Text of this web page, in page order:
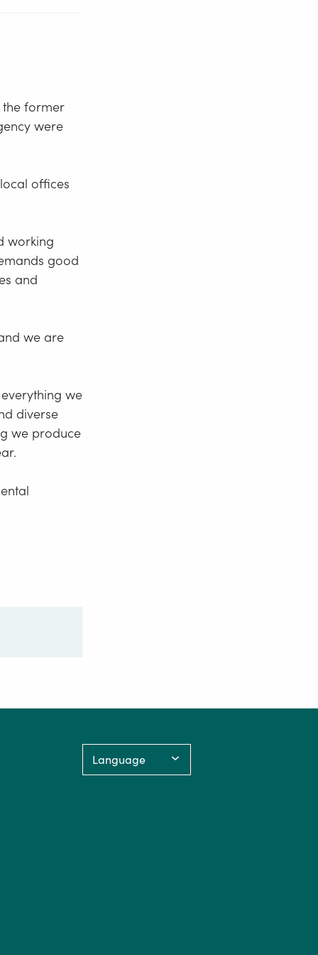
the former
were
offices
working
good
and
we are
we
diverse
we produce